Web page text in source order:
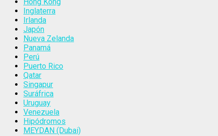
Inglaterra
Irlanda
Japón
Nueva Zelanda
Panamá
Perú
Puerto Rico
Qatar
Singapur
Suráfrica
Uruguay
Venezuela
Hipódromos
MEYDAN (Dubai)